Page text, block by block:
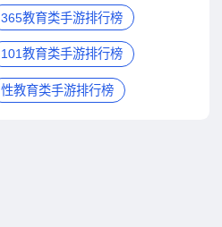
365教育类手游排行榜
101教育类手游排行榜
性教育类手游排行榜